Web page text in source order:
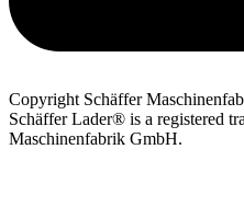
Copyright Schäffer
Schäffer Lader® is a registered
Maschinenfabrik GmbH.